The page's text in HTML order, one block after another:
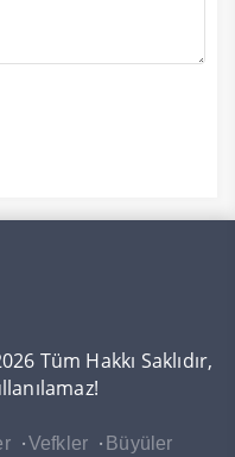
Tüm Hakkı Saklıdır,
Vefkler Büyüler